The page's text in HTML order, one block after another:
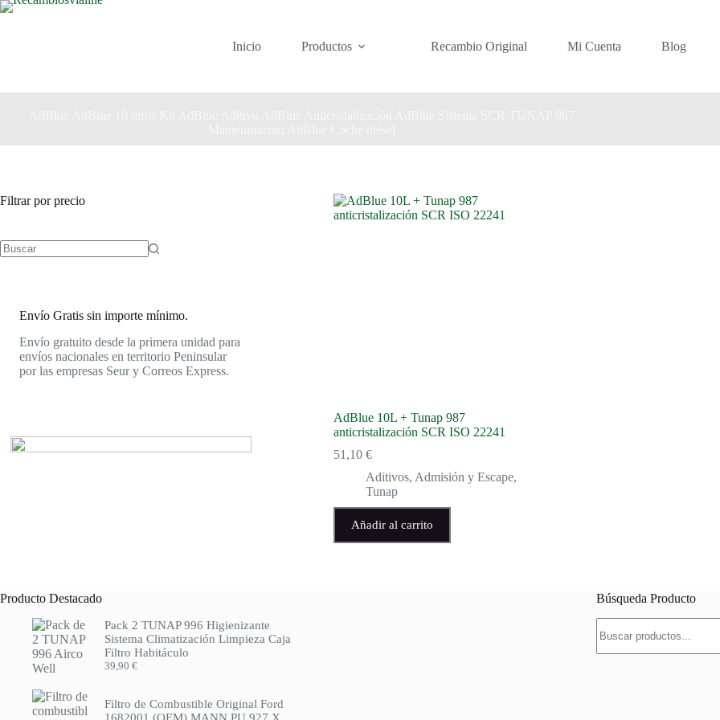
Saltar
Inicio Productos Recambio Original Mi Cuenta Blog
AdBlue 10L + Tunap 987
anticristalización SCR ISO 22241
51,10 €
Aditivos, Admisión y Escape,
Tunap
Añadir al carrito
Filtrar por precio
Envío Gratis sin importe mínimo.
Envío gratuito desde la primera unidad para
envíos nacionales en territorio Peninsular
por las empresas Seur y Correos Express.
Producto Destacado
Pack 2 TUNAP 996 Higienizante
Sistema Climatización Limpieza Caja
Filtro Habitáculo
39,90 €
Filtro de Combustible Original Ford
Búsqueda Producto